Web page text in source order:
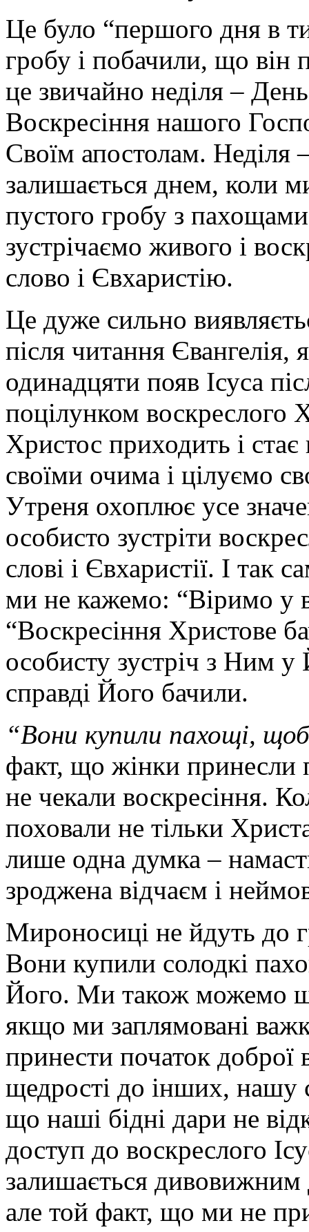
Це було “першого дня в
гробу і побачили, що
це звичайно неділя –
Воскресіння нашого
Своїм апостолам.
залишається днем, коли
пустого гробу з
зустрічаємо живого і
слово і Євхаристію.
Це дуже сильно
після читання Євангелія,
одинадцяти появ Ісуса
поцілунком воскреслого
Христос приходить і
своїми очима і цілуємо
Утреня охоплює усе
особисто зустріти
слові і Євхаристії. І
ми не кажемо: “Віримо у
“Воскресіння Христове
особисту зустріч з Ним у
справді Його бачили.
“Вони купили пахощі,
факт, що жінки принесли
не чекали воскресіння.
поховали не тільки
лише одна думка –
зроджена відчаєм і
Мироносиці не йдуть до
Вони купили солодкі
Його. Ми також можемо
якщо ми заплямовані
принести початок
щедрості до інших, нашу
що наші бідні дари не
доступ до воскреслого
залишається дивовижним
але той факт, що ми не